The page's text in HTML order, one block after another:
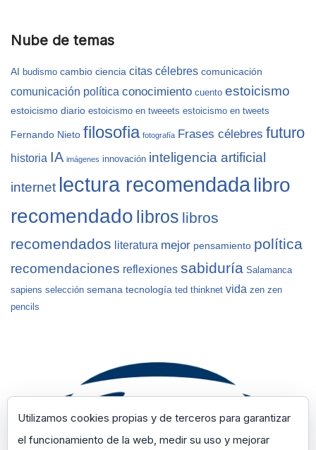
Nube de temas
AI budismo cambio ciencia citas célebres comunicación
comunicación política conocimiento cuento estoicismo
estoicismo diario estoicismo en tweeets estoicismo en tweets
Fernando Nieto filosofia fotografía Frases célebres futuro
historia IA imágenes innovación inteligencia artificial
internet lectura recomendadalibro
recomendado libros libros
recomendados literatura mejor pensamiento política
recomendaciones reflexiones sabiduría Salamanca
sapiens selección semana tecnología ted thinknet vida zen zen
pencils
Utilizamos cookies propias y de terceros para garantizar
el funcionamiento de la web, medir su uso y mejorar